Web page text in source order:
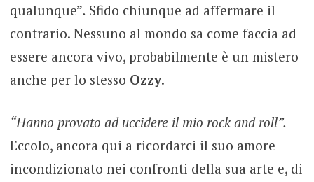
qualunque”. Sfido chiunque ad affermare il
contrario. Nessuno al mondo sa come faccia ad
essere ancora vivo, probabilmente è un mistero
anche per lo stesso Ozzy.
“Hanno provato ad uccidere il mio rock and roll”.
Eccolo, ancora qui a ricordarci il suo amore
incondizionato nei confronti della sua arte e, di